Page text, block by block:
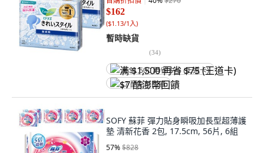
$162
($1.13/1入)
暫時缺貨
(34)
满 $1,500 再省 $75 (王道卡)
$7 酷澎幣回饋
SOFY 蘇菲 彈力貼身瞬吸加長型超薄護
墊 清新花香 2包, 17.5cm, 56片, 6組
57%$828